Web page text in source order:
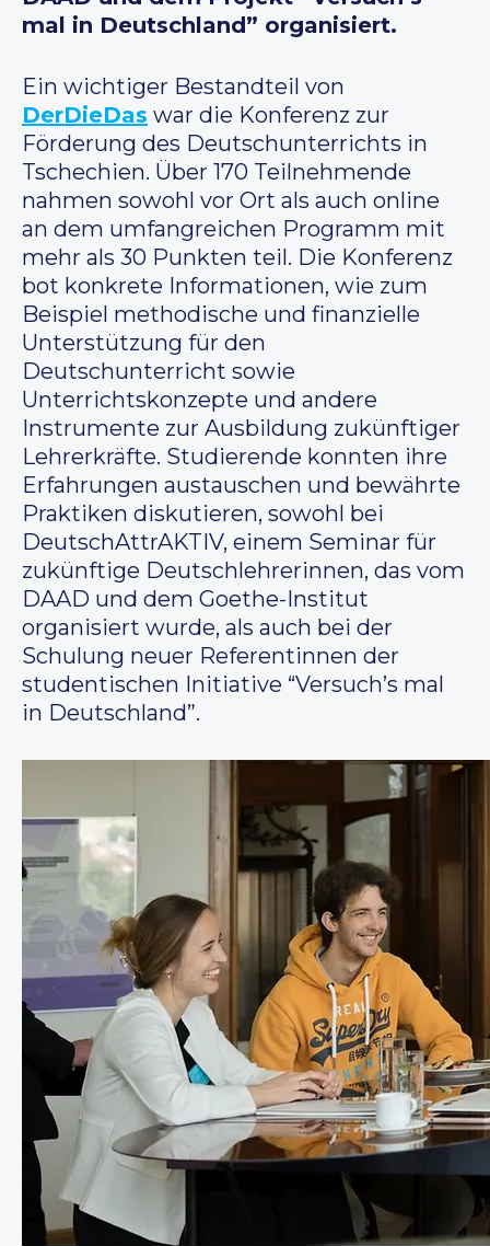
mal in Deutschland” organisiert.
Ein wichtiger Bestandteil von
DerDieDas war die Konferenz zur
Förderung des Deutschunterrichts in
Tschechien. Über 170 Teilnehmende
nahmen sowohl vor Ort als auch online
an dem umfangreichen Programm mit
mehr als 30 Punkten teil. Die Konferenz
bot konkrete Informationen, wie zum
Beispiel methodische und finanzielle
Unterstützung für den
Deutschunterricht sowie
Unterrichtskonzepte und andere
Instrumente zur Ausbildung zukünftiger
Lehrerkräfte. Studierende konnten ihre
Erfahrungen austauschen und bewährte
Praktiken diskutieren, sowohl bei
DeutschAttrAKTIV, einem Seminar für
zukünftige Deutschlehrerinnen, das vom
DAAD und dem Goethe-Institut
organisiert wurde, als auch bei der
Schulung neuer Referentinnen der
studentischen Initiative “Versuch’s mal
in Deutschland”.